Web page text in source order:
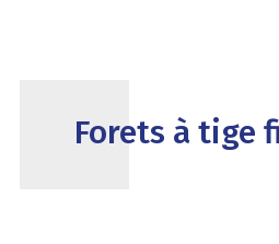
Forets à tige